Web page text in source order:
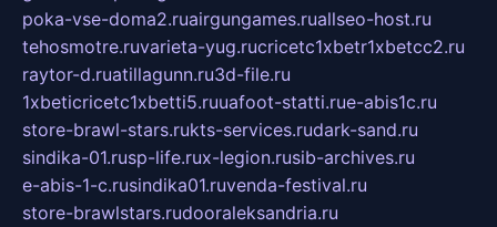
poka-vse-doma2.ruairgungames.ruallseo-host.ru
tehosmotre.ruvarieta-yug.rucricetc1xbetr1xbetcc2.ru
raytor-d.ruatillagunn.ru3d-file.ru
1xbeticricetc1xbetti5.ruuafoot-statti.rue-abis1c.ru
store-brawl-stars.rukts-services.rudark-sand.ru
sindika-01.rusp-life.rux-legion.rusib-archives.ru
e-abis-1-c.rusindika01.ruvenda-festival.ru
store-brawlstars.rudooraleksandria.ru